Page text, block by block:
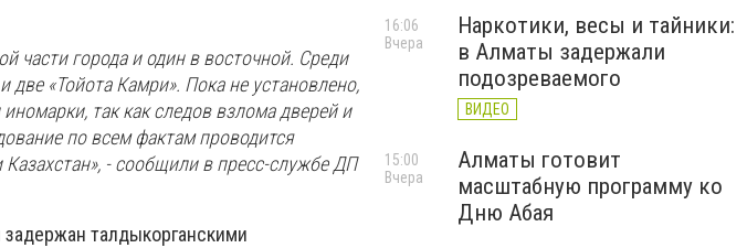
части города и один в восточной. Среди
«Тойота Камри». Пока не установлено,
так как следов взлома дверей и
по всем фактам проводится
Казахстан», - сообщили в пресс-службе ДП
талдыкорганскими
Наркотики, весы и тайники:
в Алматы задержали
подозреваемого
ВИДЕО
16:06
Вчера
Алматы готовит
масштабную программу ко
Дню Абая
15:00
Вчера